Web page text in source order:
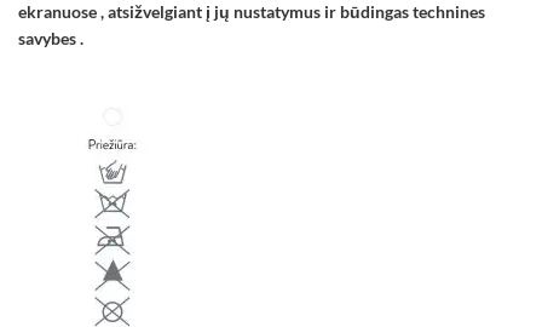
ekranuose , atsižvelgiant į jų nustatymus ir būdingas technines
savybes .